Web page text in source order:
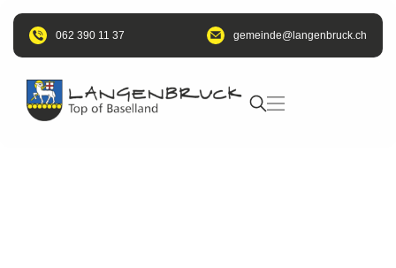
062 390 11 37 hc.kcurbnegnal
@edniemeg